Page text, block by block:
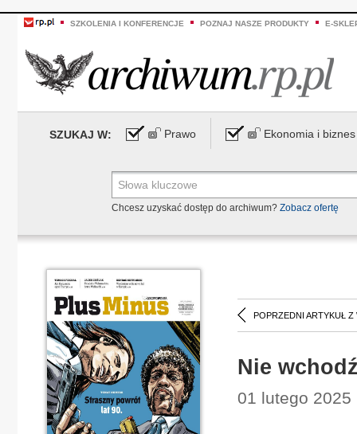
SZKOLENIA I KONFERENCJE POZNAJ NASZE PRODUKTY E-
SZUKAJ W: Prawo Ekonomia i biznes
Chcesz uzyskać dostęp do archiwum? Zobacz ofertę
POPRZEDNI ARTYKUŁ Z
Nie
01 lutego